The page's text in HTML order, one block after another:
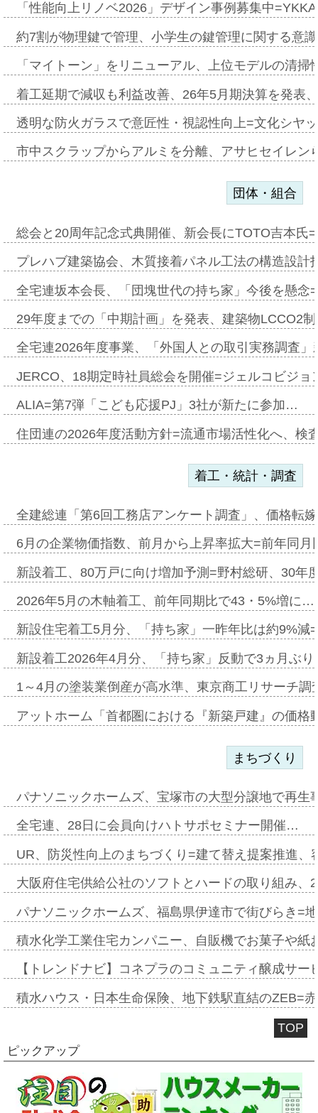
「性能向上リノベ2026」デザイン事例募集中
約7割が物理鍵で管理、小学生の鍵管理に関する意
「マイトーン」をリニューアル、上位モデルの清
着工延期で減収も利益改善、26年5月期決算を発表
透明な防火ガラスで意匠性・視認性向上=文化シヤ
市中スクラップからアルミを分離、アサヒセイレ
団体・組合
総会と20周年記念式典開催、新会長にTOTO吉本氏
プレハブ建築協会、木質接着パネル工法の構造設
全宅連坂本会長、「団塊世代の持ち家」今後を懸
29年度までの「中期計画」を発表、建築物LCCO2
全宅連2026年度事業、「外国人との取引実務調査
JERCO、18期定時社員総会を開催=ジェルコビジ
ALIA=第7弾「こども応援PJ」3社が新たに参加…
住団連の2026年度活動方針=流通市場活性化へ、検
着工・統計・調査
全建総連「第6回工務店アンケート調査」、価格転
6月の企業物価指数、前月から上昇率拡大=前年同
新設着工、80万戸に向け増加予測=野村総研、30年
2026年5月の木軸着工、前年同期比で43・5%増に…
新設住宅着工5月分、「持ち家」一昨年比は約9%
新設着工2026年4月分、「持ち家」反動で3ヵ月ぶ
1～4月の塗装業倒産が高水準、東京商工リサーチ
アットホーム「首都圏における『新築戸建』の価
まちづくり
パナソニックホームズ、宝塚市の大型分譲地で再
全宅連、28日に会員向けハトサポセミナー開催…
UR、防災性向上のまちづくり=建て替え提案推進
大阪府住宅供給公社のソフトとハードの取り組み
パナソニックホームズ、福島県伊達市で街びらき=
積水化学工業住宅カンパニー、自販機でお菓子や
【トレンドナビ】コネプラのコミュニティ醸成サ
積水ハウス・日本生命保険、地下鉄駅直結のZEB=
TOP
ピックアップ